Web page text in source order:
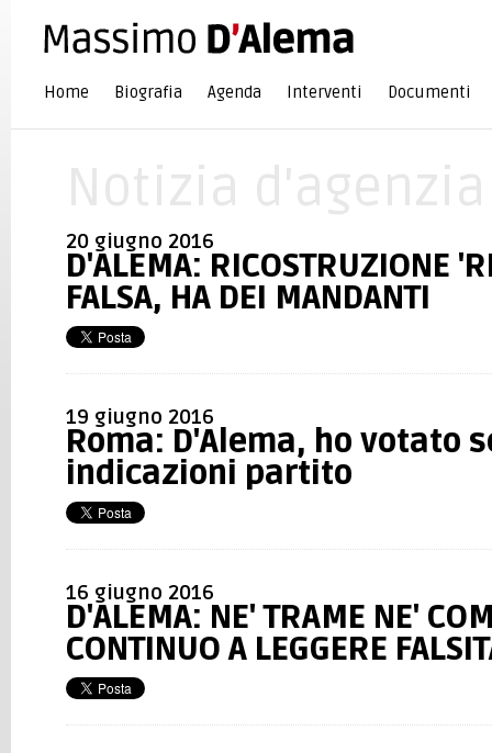
Home Biografia Agenda Interventi Documenti
20 giugno 2016
D'ALEMA: RICOSTRUZIONE
FALSA, HA DEI MANDANTI
19 giugno 2016
Roma: D'Alema, ho votato
indicazioni partito
16 giugno 2016
D'ALEMA: NE' TRAME NE'
CONTINUO A LEGGERE